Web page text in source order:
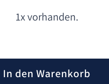
1x vorhanden.
In den Warenkorb